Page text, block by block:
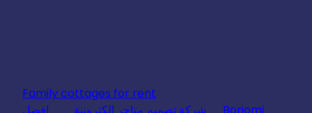
Family cottages for rent